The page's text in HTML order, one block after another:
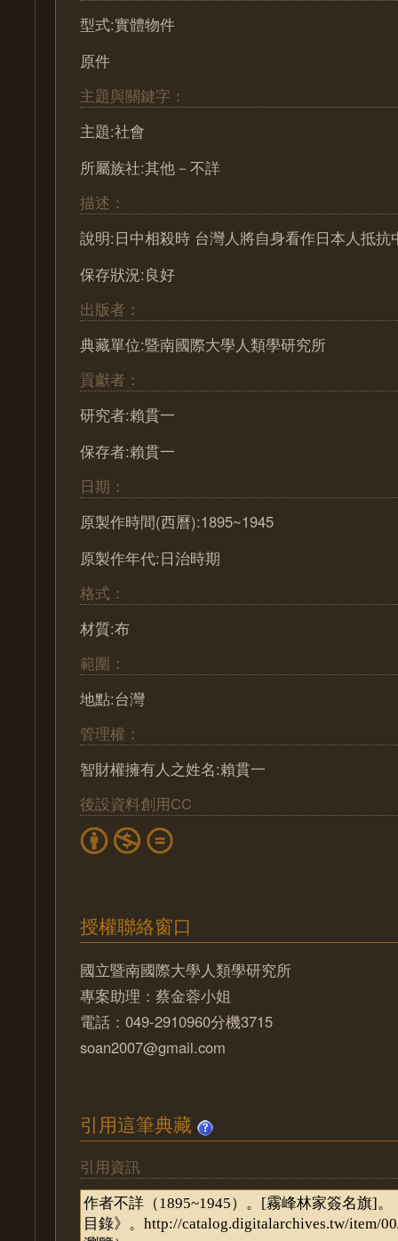
型式:實體物件
原件
主題與關鍵字：
主題:社會
所屬族社:其他－不詳
描述：
說明:日中相殺時 台灣人將自身看作日本人抵抗
保存狀況:良好
出版者：
典藏單位:暨南國際大學人類學研究所
貢獻者：
研究者:賴貫一
保存者:賴貫一
日期：
原製作時間(西曆):1895~1945
原製作年代:日治時期
格式：
材質:布
範圍：
地點:台灣
管理權：
智財權擁有人之姓名:賴貫一
後設資料創用CC
授權聯絡窗口
國立暨南國際大學人類學研究所
專案助理：蔡金蓉小姐
電話：049-2910960分機3715
soan2007@gmail.com
引用這筆典藏
引用資訊